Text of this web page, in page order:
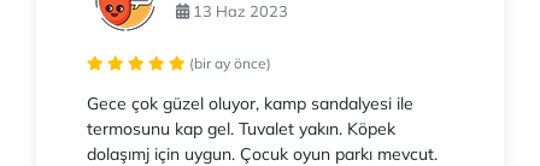
13 Haz 2023
(bir ay önce)
Gece çok güzel oluyor, kamp sandalyesi ile
termosunu kap gel. Tuvalet yakın. Köpek
dolaşımj için uygun. Çocuk oyun parkı mevcut.